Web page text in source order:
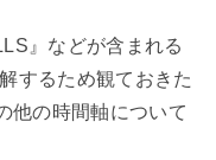
』などが含まれる
するため観ておきた
他の時間軸について